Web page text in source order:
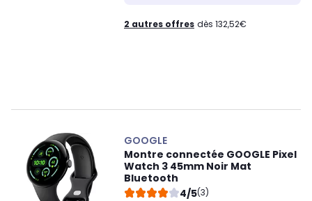
2 autres offres dès 132,52€
GOOGLE
Montre connectée GOOGLE Pixel
Watch 3 45mm Noir Mat
Bluetooth
4/5(3)